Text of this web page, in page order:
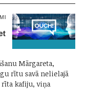
Mārgareta,
rītu savā nelielajā
rīta kafiju, viņa